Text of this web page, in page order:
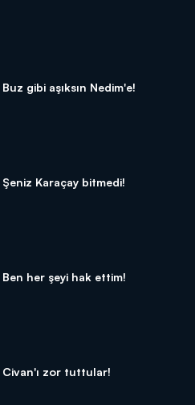
Buz gibi aşıksın Nedim'e!
Şeniz Karaçay bitmedi!
Ben her şeyi hak ettim!
Civan'ı zor tuttular!